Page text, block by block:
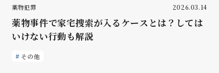
薬物犯罪 2026.03.14
薬物事件で家宅捜索が入るケースとは？しては
いけない行動も解説
その他